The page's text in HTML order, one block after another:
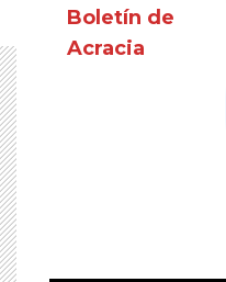
Boletín de
Acracia